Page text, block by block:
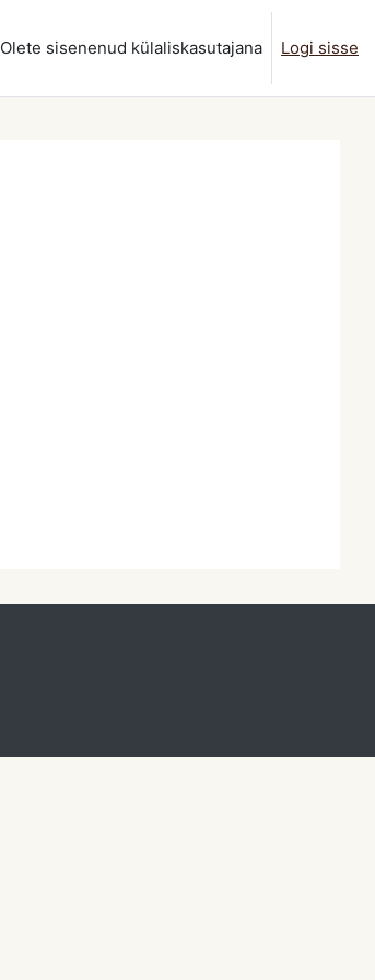
Olete sisenenud külaliskasutajana Logi sisse